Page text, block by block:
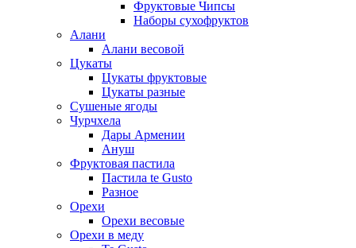
Фруктовые Чипсы
Наборы сухофруктов
Алани
Алани весовой
Цукаты
Цукаты фруктовые
Цукаты разные
Сушеные ягоды
Чурчхела
Дары Армении
Ануш
Фруктовая пастила
Пастила te Gusto
Разное
Орехи
Орехи весовые
Орехи в меду